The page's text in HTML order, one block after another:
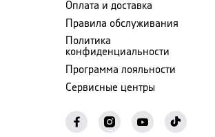
Оплата и доставка
Правила обслуживания
Политика
конфиденциальности
Программа лояльности
Сервисные центры